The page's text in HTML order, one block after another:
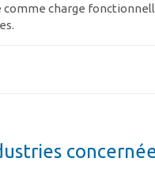
charge